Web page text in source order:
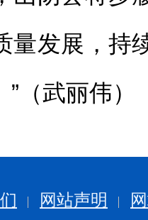
量发展，持
（武丽伟）
网站声明